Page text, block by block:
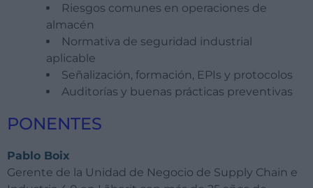
Riesgos comunes en operaciones de
almacén
Normativa de seguridad industrial
aplicable
Señalización, formación, EPIs y protocolos
Auditorías y buenas prácticas preventivas
PONENTES
Pablo Boix
Gerente de la Unidad de Negocio de Supply Chain e